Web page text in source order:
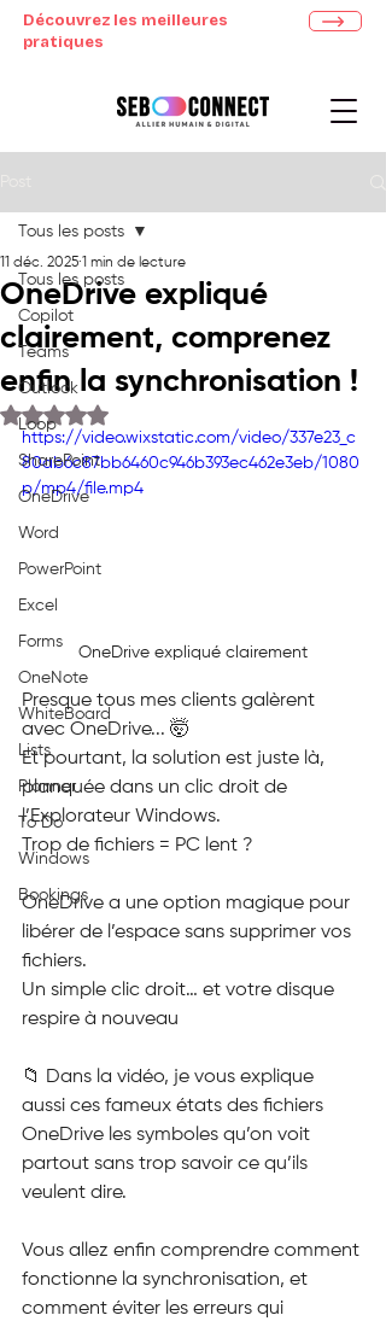
Découvrez les meilleures
pratiques
Tous les posts
Copilot
Teams
Outlook
Loop
SharePoint
OneDrive
Word
PowerPoint
Excel
Forms
OneNote
WhiteBoard
Lists
Planner
To Do
Windows
Bookings
Tous les posts
OneDrive expliqué
clairement, comprenez
enfin la synchronisation !
11 déc. 2025 1 min de lecture
Noté NaN étoiles sur 5.
https://video.wixstatic.com/video/337e23_c
80ab6c87bb6460c946b393ec462e3eb/1080
p/mp4/file.mp4
OneDrive expliqué clairement
Presque tous mes clients galèrent
avec OneDrive... 🤯
Et pourtant, la solution est juste là,
planquée dans un clic droit de
l’Explorateur Windows.
Trop de fichiers = PC lent ?
OneDrive a une option magique pour
libérer de l’espace sans supprimer vos
fichiers.
Un simple clic droit… et votre disque
respire à nouveau
📁 Dans la vidéo, je vous explique
aussi ces fameux états des fichiers
OneDrive les symboles qu’on voit
partout sans trop savoir ce qu’ils
veulent dire.
Vous allez enfin comprendre comment
fonctionne la synchronisation, et
comment éviter les erreurs qui